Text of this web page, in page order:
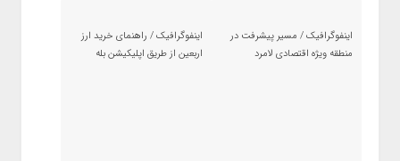
اینفوگرافیک / مسیر پیشرفت در
منطقه ویژه اقتصادی لامرد
اینفوگرافیک / راهنمای خرید ارز
اربعین از طریق اپلیکیشن بله